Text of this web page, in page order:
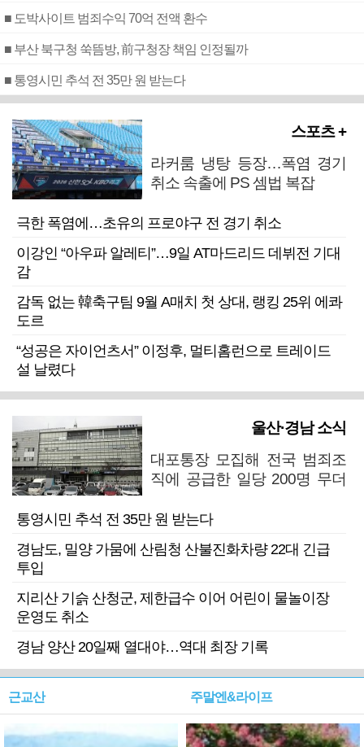
■ 도박사이트 범죄수익 70억 전액 환수
■ 부산 북구청 쑥뜸방, 前구청장 책임 인정될까
■ 통영시민 추석 전 35만 원 받는다
스포츠 +
라커룸 냉탕 등장…폭염 경기
취소 속출에 PS 셈법 복잡
극한 폭염에…초유의 프로야구 전 경기 취소
이강인 “아우파 알레티”…9일 AT마드리드 데뷔전 기대
감
감독 없는 韓축구팀 9월 A매치 첫 상대, 랭킹 25위 에콰
도르
“성공은 자이언츠서” 이정후, 멀티홈런으로 트레이드
설 날렸다
울산·경남 소식
대포통장 모집해 전국 범죄조
직에 공급한 일당 200명 무더
통영시민 추석 전 35만 원 받는다
경남도, 밀양 가뭄에 산림청 산불진화차량 22대 긴급
투입
지리산 기슭 산청군, 제한급수 이어 어린이 물놀이장
운영도 취소
경남 양산 20일째 열대야…역대 최장 기록
근교산 주말엔&라이프